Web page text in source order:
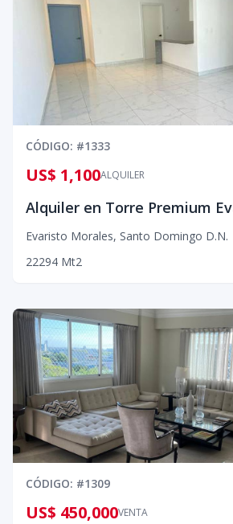
CÓDIGO: #1333
ALQUILER
US$ 1,100
Evaristo Morales, Santo Domingo D.N.
22294 Mt2
CÓDIGO: #1309
VENTA
US$ 450,000